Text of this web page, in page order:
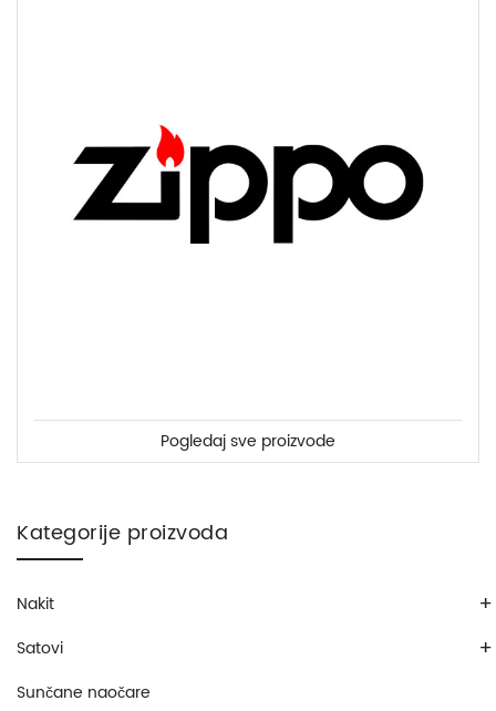
Pogledaj sve proizvode
Kategorije proizvoda
+
Nakit
+
Satovi
Sunčane naočare